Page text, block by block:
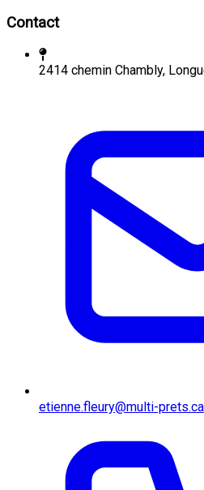
Contact
2414 chemin Chambly,
etienne.fleury@multi-prets.ca